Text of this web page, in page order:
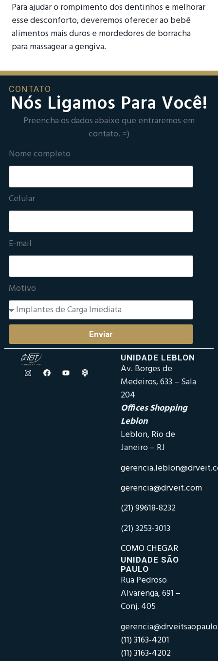
Para ajudar o rompimento dos dentinhos e melhorar
esse desconforto, deveremos oferecer ao bebê
alimentos mais duros e mordedores de borracha
para massagear a gengiva.
CONTATO
Nós Ligamos Para Você!
Preencha os dados abaixo que entraremos em
contato. =)
Nome completo
Celular
E-mail
Motivo
Enviar
UNIDADE LEBLON
Av. Borges de
Medeiros, 633 – Sala
204
Offices Shopping
Leblon
Leblon, Rio de
Janeiro – RJ
gerencia@drveit.com
(21) 99618-8232
(21) 3253-3013
COMO CHEGAR
UNIDADE SÃO
PAULO
Rua Pedroso
Alvarenga, 691 –
Conj. 405
(11) 3163-4201
(11) 3163-4202